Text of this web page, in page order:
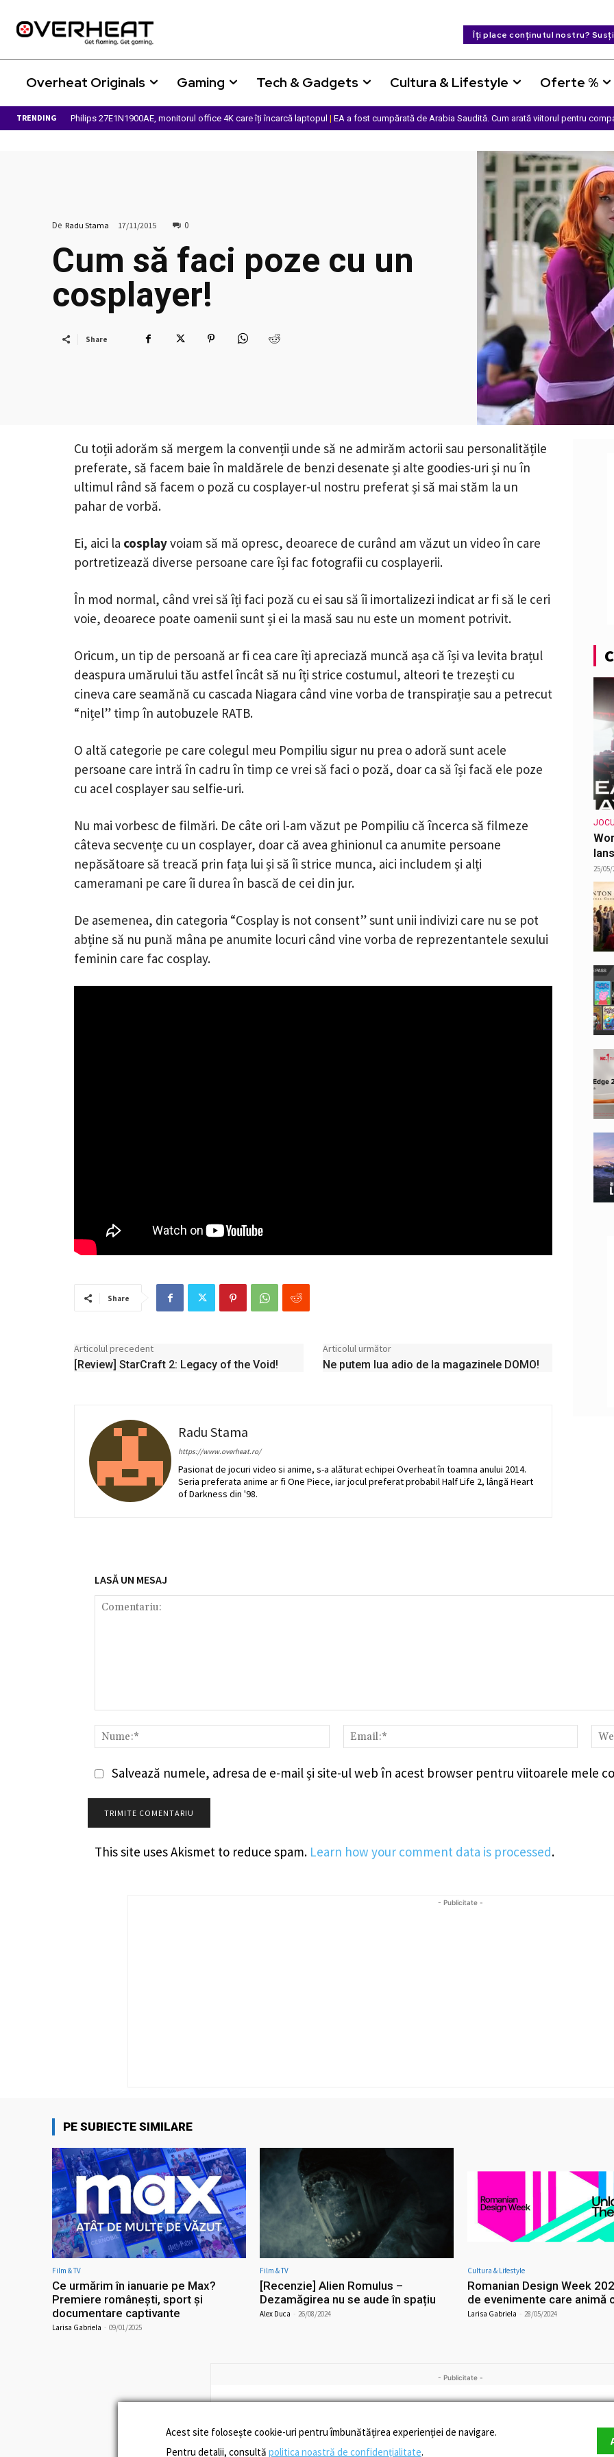
Îți place conținutul nostru?
Overheat Originals Gaming Tech & Gadgets Cultura & Lifestyle Oferte %
TRENDING Philips 27E1N1900AE, monitorul office 4K care îți încarcă laptopul | EA a fost cumpărată de Arabia Saudită. Cum arată viitorul pentru
De Radu Stama 17/11/2015 0
Cum să faci poze cu un
cosplayer!
Share
Cu toții adorăm să mergem la convenții unde să ne admirăm actorii sau personalitățile
preferate, să facem baie în maldărele de benzi desenate și alte goodies-uri și nu în
ultimul rând să facem o poză cu cosplayer-ul nostru preferat și să mai stăm la un
pahar de vorbă.
Ei, aici la cosplayvoiam să mă opresc, deoarece de curând am văzut un video în care
portretizează diverse persoane care își fac fotografii cu cosplayerii.
În mod normal, când vrei să îți faci poză cu ei sau să îi imortalizezi indicat ar fi să le ceri
voie, deoarece poate oamenii sunt și ei la masă sau nu este un moment potrivit.
Oricum, un tip de persoană ar fi cea care îți apreciază muncă așa că își va levita brațul
deaspura umărului tău astfel încât să nu îți strice costumul, alteori te trezești cu
cineva care seamănă cu cascada Niagara când vine vorba de transpirație sau a petrecut
“nițel” timp în autobuzele RATB.
O altă categorie pe care colegul meu Pompiliu sigur nu prea o adoră sunt acele
persoane care intră în cadru în timp ce vrei să faci o poză, doar ca să își facă ele poze
cu acel cosplayer sau selfie-uri.
Nu mai vorbesc de filmări. De câte ori l-am văzut pe Pompiliu că încerca să filmeze
câteva secvențe cu un cosplayer, doar că avea ghinionul ca anumite persoane
nepăsătoare să treacă prin fața lui și să îi strice munca, aici includem și alți
cameramani pe care îi durea în bască de cei din jur.
De asemenea, din categoria “Cosplay is not consent” sunt unii indivizi care nu se pot
abține să nu pună mâna pe anumite locuri când vine vorba de reprezentantele sexului
feminin care fac cosplay.
Share
Articolul precedent
[Review] StarCraft 2: Legacy of the Void!
Articolul următor
Ne putem lua adio de la magazinele DOMO!
Radu Stama
https://www.overheat.ro/
Pasionat de jocuri video si anime, s-a alăturat echipei Overheat în toamna anului 2014.
Seria preferata anime ar fi One Piece, iar jocul preferat probabil Half Life 2, lângă Heart
of Darkness din '98.
25/05/
LASĂ UN MESAJ
Nume:*
Salvează numele, adresa de e-mail și site-ul web în acest browser pentru viitoarele mele
This site uses Akismet to reduce spam. Learn how your comment data is processed.
- Publicitate -
PE SUBIECTE SIMILARE
Film & TV
Ce urmărim în ianuarie pe Max?
Premiere românești, sport și
documentare captivante
Larisa Gabriela - 09/01/2025
Film & TV
[Recenzie] Alien Romulus –
Dezamăgirea nu se aude în spațiu
Alex Duca - 26/08/2024
Cultura & Lifestyle
Romanian Design Week
de evenimente care animă
Larisa Gabriela - 28/05/2024
- Publicitate -
Acest site folosește cookie-uri pentru îmbunătățirea experienției de navigare.
Pentru detalii, consultă politica noastră de confidențialitate.